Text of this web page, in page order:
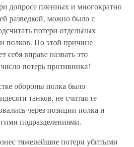
допросе пленных и многократно
разведкой, можно было с
потери отдельных
полков. По этой причине
себя вправе назвать это
потерь противника!
обороны полка было
танков, не считая те
через позиции полка и
подразделениями.
тяжелейшие потери убитыми